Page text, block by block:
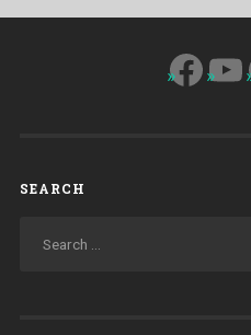
SEARCH